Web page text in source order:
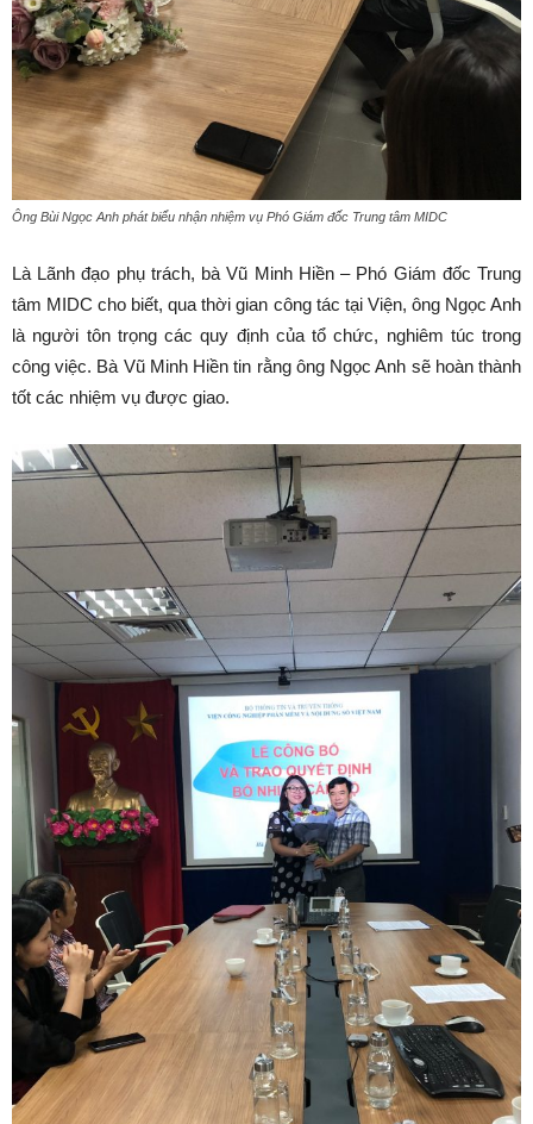
Ông Bùi Ngọc Anh phát biểu nhận nhiệm vụ Phó Giám đốc Trung tâm MIDC
Là Lãnh đạo phụ trách, bà Vũ Minh Hiền – Phó Giám đốc Trung
tâm MIDC cho biết, qua thời gian công tác tại Viện, ông Ngọc Anh
là người tôn trọng các quy định của tổ chức, nghiêm túc trong
công việc. Bà Vũ Minh Hiền tin rằng ông Ngọc Anh sẽ hoàn thành
tốt các nhiệm vụ được giao.